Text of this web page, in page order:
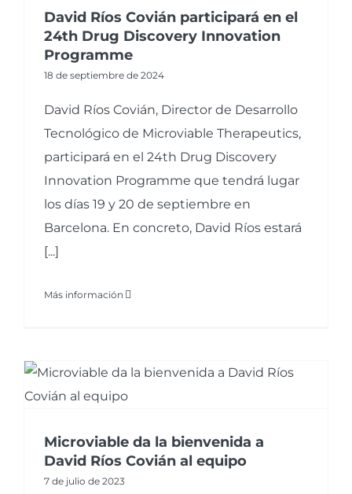
David Ríos Covián participará en el
24th Drug Discovery Innovation
Programme
18 de septiembre de 2024
David Ríos Covián, Director de Desarrollo
Tecnológico de Microviable Therapeutics,
participará en el 24th Drug Discovery
Innovation Programme que tendrá lugar
los días 19 y 20 de septiembre en
Barcelona. En concreto, David Ríos estará
[...]
Más información
Microviable da la bienvenida a
David Ríos Covián al equipo
7 de julio de 2023